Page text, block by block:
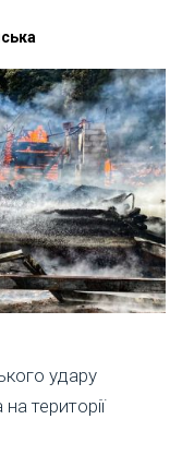
удару
території